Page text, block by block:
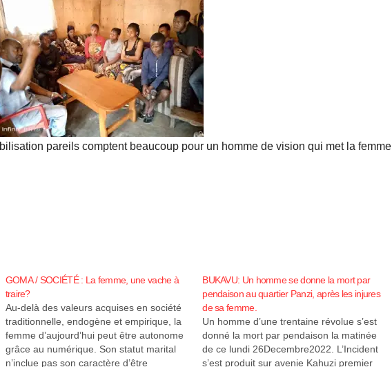
pareils comptent beaucoup pour un homme de vision qui met la femme
GOMA / SOCIÉTÉ : La femme, une vache à
traire?
Au-delà des valeurs acquises en société
traditionnelle, endogène et empirique, la
femme d’aujourd’hui peut être autonome
grâce au numérique. Son statut marital
n’inclue pas son caractère d’être
BUKAVU: Un homme se donne la mort par
pendaison au quartier Panzi, après les injures
de sa femme.
Un homme d’une trentaine révolue s’est
donné la mort par pendaison la matinée
de ce lundi 26Decembre2022. L’Incident
s’est produit sur avenie Kahuzi premier